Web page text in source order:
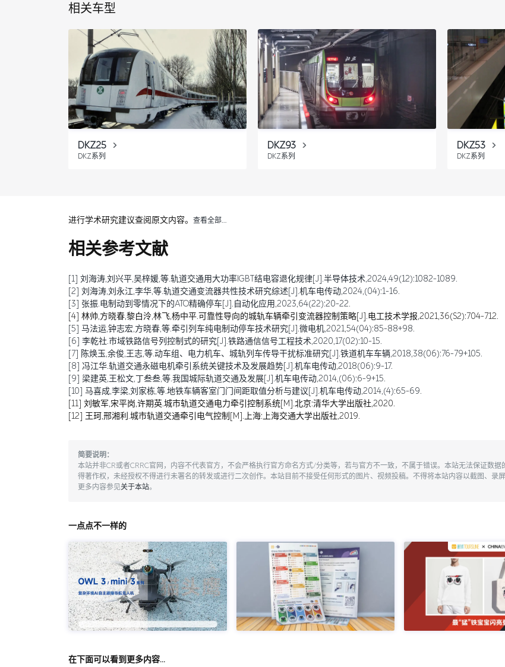
相关车型
DKZ25
DKZ系列
DKZ93
DKZ系列
DKZ53
DKZ系列
进行学术研究建议查阅原文内容。 查看全部…
相关参考文献
[1] 刘海涛,刘兴平,吴梓媛,等.轨道交通用大功率IGBT结电容退化规律[J].半导体技术,2024,49(12):1082-1089.
[2] 刘海涛,刘永江,李华,等.轨道交通变流器共性技术研究综述[J].机车电传动,2024,(04):1-16.
[3] 张振.电制动到零情况下的ATO精确停车[J].自动化应用,2023,64(22):20-22.
[4] 林帅,方晓春,黎白泠,林飞,杨中平.可靠性导向的城轨车辆牵引变流器控制策略[J].电工技术学报,2021,36(S2):704-712.
[5] 马法运,钟志宏,方晓春,等.牵引列车纯电制动停车技术研究[J].微电机,2021,54(04):85-88+98.
[6] 李乾社.市域铁路信号列控制式的研究[J].铁路通信信号工程技术,2020,17(02):10-15.
[7] 陈焕玉,余俊,王志,等.动车组、电力机车、城轨列车传导干扰标准研究[J].铁道机车车辆,2018,38(06):76-79+105.
[8] 冯江华.轨道交通永磁电机牵引系统关键技术及发展趋势[J].机车电传动,2018(06):9-17.
[9] 梁建英,王松文,丁叁叁,等.我国城际轨道交通及发展[J].机车电传动,2014,(06):6-9+15.
[10] 马喜成,李梁,刘家栋,等.地铁车辆客室门门间距取值分析与建议[J].机车电传动,2014,(4):65-69.
[11] 刘敏军,宋平岗,许期英.城市轨道交通电力牵引控制系统[M].北京:清华大学出版社,2020.
[12] 王珂,邢湘利.城市轨道交通牵引电气控制[M].上海:上海交通大学出版社,2019.
简要说明：
本站并非CR或者CRRC官网，内容不代表官方，不会严格执行官方命名方式/分类等，若与官方不一致，不属于错误。本站无法保证数
得著作权，未经授权不得进行未署名的转发或进行二次创作。本站目前不接受任何形式的图片、视频投稿。不得将本站内容以截图、录
更多内容参见关于本站。
一点点不一样的
在下面可以看到更多内容…